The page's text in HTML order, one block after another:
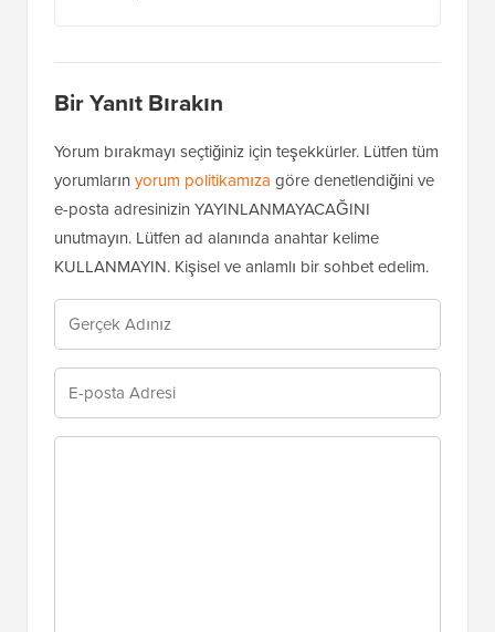
Bir Yanıt Bırakın
Yorum bırakmayı seçtiğiniz için teşekkürler. Lütfen tüm
yorumların yorum politikamıza göre denetlendiğini ve
e-posta adresinizin YAYINLANMAYACAĞINI
unutmayın. Lütfen ad alanında anahtar kelime
KULLANMAYIN. Kişisel ve anlamlı bir sohbet edelim.